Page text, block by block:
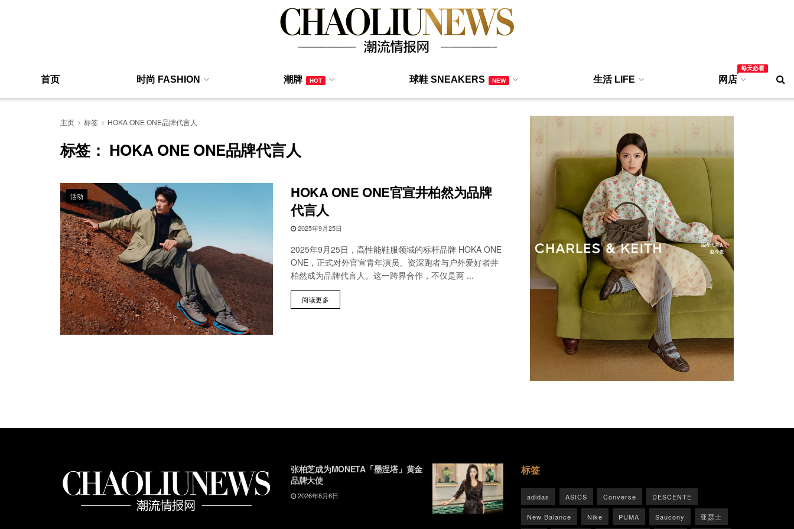
首页 时尚 FASHION 潮牌 HOT 球鞋 SNEAKERS NEW 生活 LIFE 网店
每天必看
主页 标签 HOKA ONE ONE品牌代言人
标签： HOKA ONE ONE品牌代言人
活动
HOKA ONE ONE官宣井柏然为品牌
代言人
2025年9月25日
2025年9月25日，高性能鞋服领域的标杆品牌 HOKA ONE
ONE，正式对外官宣青年演员、资深跑者与户外爱好者井
柏然成为品牌代言人。这一跨界合作，不仅是两 ...
阅读更多
张柏芝成为MONETA「墨涅塔」黄金
品牌大使
2026年8月6日
标签
adidas ASICS Converse DESCENTE
New Balance Nike PUMA Saucony 亚瑟士